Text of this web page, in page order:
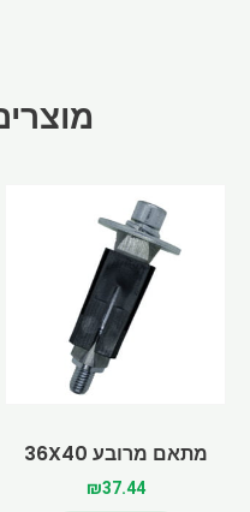
מתאם מרובע 36X40
₪37.44